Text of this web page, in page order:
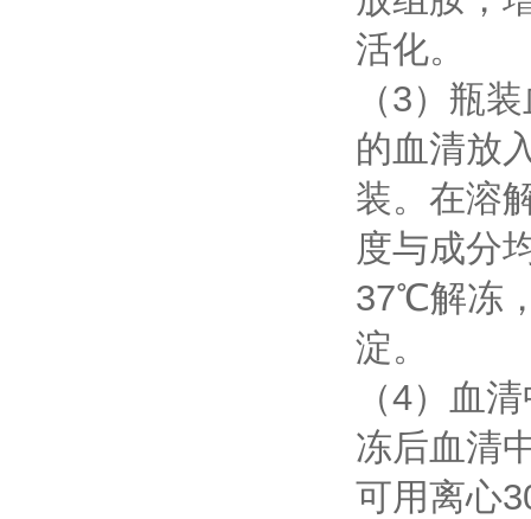
活化。
（3）瓶
的血清放
装。在溶
度与成分
37℃解冻
淀。
（4）血
冻后血清
可用离心